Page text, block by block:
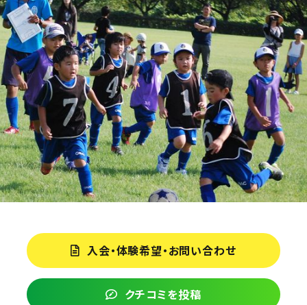
入会・体験希望・お問い合わせ
クチコミを投稿